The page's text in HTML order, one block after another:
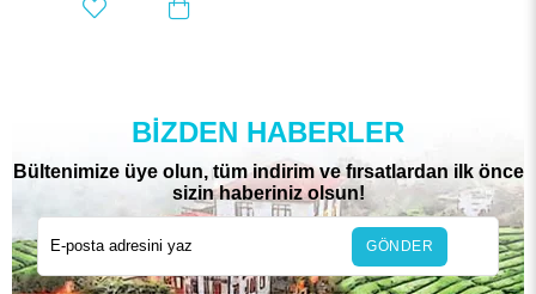
BIZDEN HABERLER
Bültenimize üye olun, tüm indirim ve fırsatlardan ilk önce
sizin haberiniz olsun!
GÖNDER